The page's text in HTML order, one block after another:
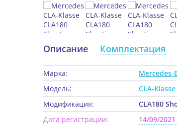
Описание Комплектация
Марка:
Mercedes-
Модель:
CLA-Klasse
Модификация:
CLA180
Дата регистрации:
14/09/2021